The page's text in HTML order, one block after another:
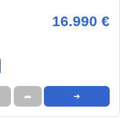
16.990 €
➦ ➜